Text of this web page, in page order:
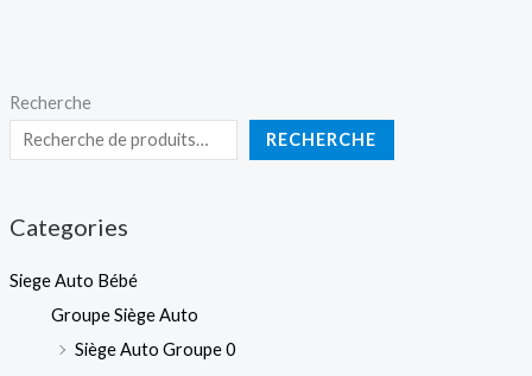
Recherche
RECHERCHE
Categories
Siege Auto Bébé
Groupe Siège Auto
Siège Auto Groupe 0